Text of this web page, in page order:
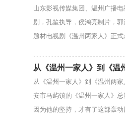
山东影视传媒集团、温州广播
剧，孔笙执导，侯鸿亮制片，
题材电视剧《温州两家人》正
从《温州一家人》到《温
从《温州一家人》到《温州两
安市马屿镇的《温州一家人》
因为他的坚持，才有了这部轰